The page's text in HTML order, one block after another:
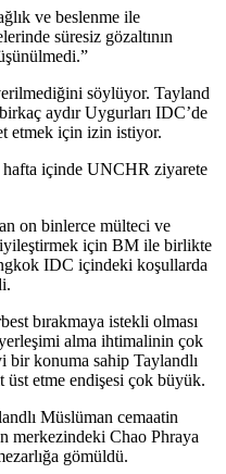
ve beslenme ile
süresiz gözaltının
söylüyor. Tayland
aydır Uygurları IDC’de
etmek için izin istiyor.
içinde UNCHR ziyarete
on binlerce mülteci ve
iyileştirmek için BM ile birlikte
IDC içindeki koşullarda
bırakmaya istekli olması
alma ihtimalinin çok
bir konuma sahip Taylandlı
etme endişesi çok büyük.
Müslüman cemaatin
merkezindeki Chao Phraya
gömüldü.